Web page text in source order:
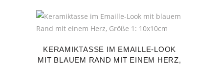
KERAMIKTASSE IM EMAILLE-LOOK
MIT BLAUEM RAND MIT EINEM HERZ,